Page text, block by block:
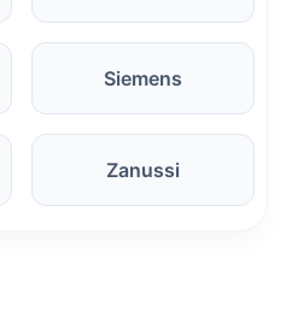
Siemens
Zanussi